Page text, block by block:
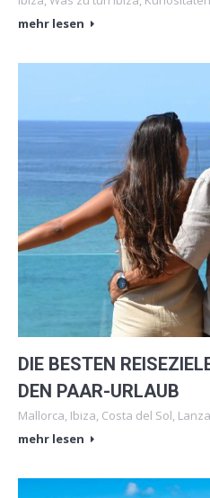
mehr lesen
DIE BESTEN
DEN PAAR-URLAUB
Mallorca, Ibiza, Costa del Sol,
mehr lesen